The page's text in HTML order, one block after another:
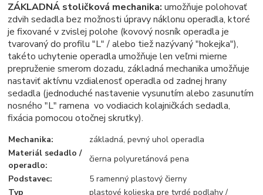
ZÁKLADNÁ stoličková mechanika: umožňuje polohovať
zdvih sedadla bez možnosti úpravy náklonu operadla, ktoré
je fixované v zvislej polohe (kovový nosník operadla je
tvarovaný do profilu "L" / alebo tiež nazývaný "hokejka"),
takéto uchytenie operadla umožňuje len veľmi mierne
prepruženie smerom dozadu, základná mechanika umožňuje
nastaviť aktívnu vzdialenosť operadla od zadnej hrany
sedadla (jednoduché nastavenie vysunutím alebo zasunutím
nosného "L" ramena vo vodiacich kolajničkách sedadla,
fixácia pomocou otočnej skrutky).
Mechanika:
základná, pevný uhol operadla
Materiál sedadlo /
operadlo:
čierna polyuretánová pena
Podstavec:
5 ramenný plastový čierny
Typ
plastové kolieska pre tvrdé podlahy /